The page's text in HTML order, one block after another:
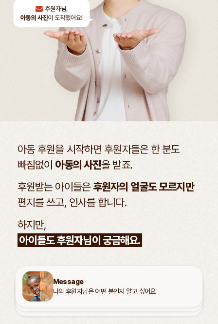
아동 후원을 시작하면후원자들은 한 분도
빠짐없이 아동의 사진을 받죠.
후원받는 아이들은후원자의 얼굴도 모르지만
편지를 쓰고, 인사를 합니다.
하지만,
아이들도 후원자님이 궁금해요.
Message
저도 후원자님의 모습을 보고 싶어요
Message
Message
저를 도와주시는 분은 누굴까 항상 궁금해요!